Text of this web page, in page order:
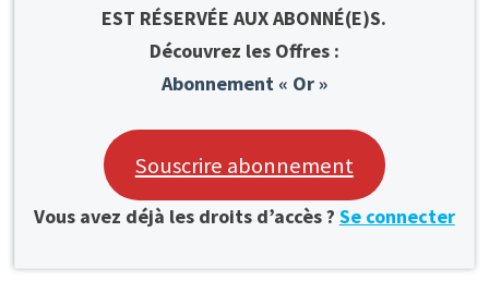
EST RÉSERVÉE AUX ABONNÉ(E)S.
Découvrez les Offres :
Abonnement « Or »
Souscrire abonnement
Vous avez déjà les droits d’accès ? Se connecter